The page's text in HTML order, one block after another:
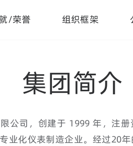
/荣誉 组织框架
集团简介
公司，创建于 1999 年，注
业化仪表制造企业。经过20